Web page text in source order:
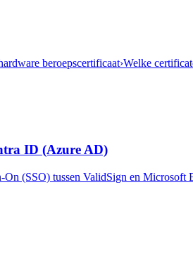
beroepscertificaat›Welke
ID (Azure AD)
On (SSO) tussen ValidSign en